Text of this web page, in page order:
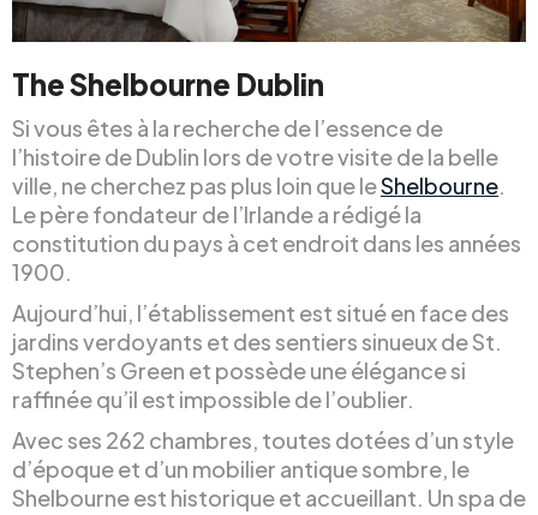
The Shelbourne Dublin
Si vous êtes à la recherche de l’essence de
l’histoire de Dublin lors de votre visite de la belle
ville, ne cherchez pas plus loin que leShelbourne.
Le père fondateur de l’Irlande a rédigé la
constitution du pays à cet endroit dans les années
1900.
Aujourd’hui, l’établissement est situé en face des
jardins verdoyants et des sentiers sinueux de St.
Stephen’s Green et possède une élégance si
raffinée qu’il est impossible de l’oublier.
Avec ses 262 chambres, toutes dotées d’un style
d’époque et d’un mobilier antique sombre, le
Shelbourne est historique et accueillant. Un spa de